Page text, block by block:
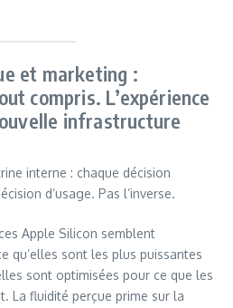
et marketing :
compris. L’expérience
infrastructure
interne : chaque décision
d’usage. Pas l’inverse.
Apple Silicon semblent
qu’elles sont les plus puissantes
sont optimisées pour ce que les
La fluidité perçue prime sur la